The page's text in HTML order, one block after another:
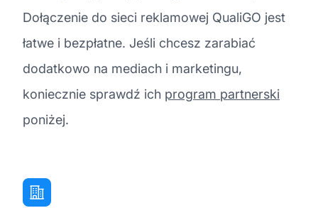
Dołączenie do sieci reklamowej QualiGO jest
łatwe i bezpłatne. Jeśli chcesz zarabiać
dodatkowo na mediach i marketingu,
koniecznie sprawdź ich program partnerski
poniżej.